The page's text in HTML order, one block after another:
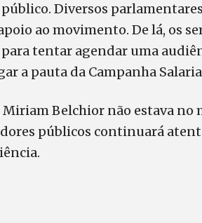
Diversos
ao movimento. De lá, os
tentar agendar uma
a pauta da Campanha
Belchior não estava no
públicos continuará